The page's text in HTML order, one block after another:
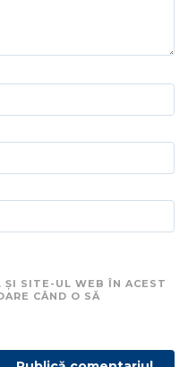
ȘI SITE-UL WEB ÎN ACEST
CÂND O SĂ